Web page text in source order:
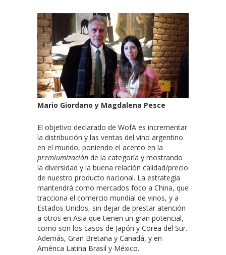
Mario Giordano y Magdalena Pesce
El objetivo declarado de WofA es incrementar
la distribución y las ventas del vino argentino
en el mundo, poniendo el acento en la
premiumización de la categoría y mostrando
la diversidad y la buena relación calidad/precio
de nuestro producto nacional. La estrategia
mantendrá como mercados foco a China, que
tracciona el comercio mundial de vinos, y a
Estados Unidos, sin dejar de prestar atención
a otros en Asia que tienen un gran potencial,
como son los casos de Japón y Corea del Sur.
Además, Gran Bretaña y Canadá, y en
América Latina Brasil y México.